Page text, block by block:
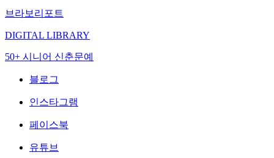
브라보리포트
DIGITAL LIBRARY
50+ 시니어 신춘문예
블로그
인스타그램
페이스북
유튜브